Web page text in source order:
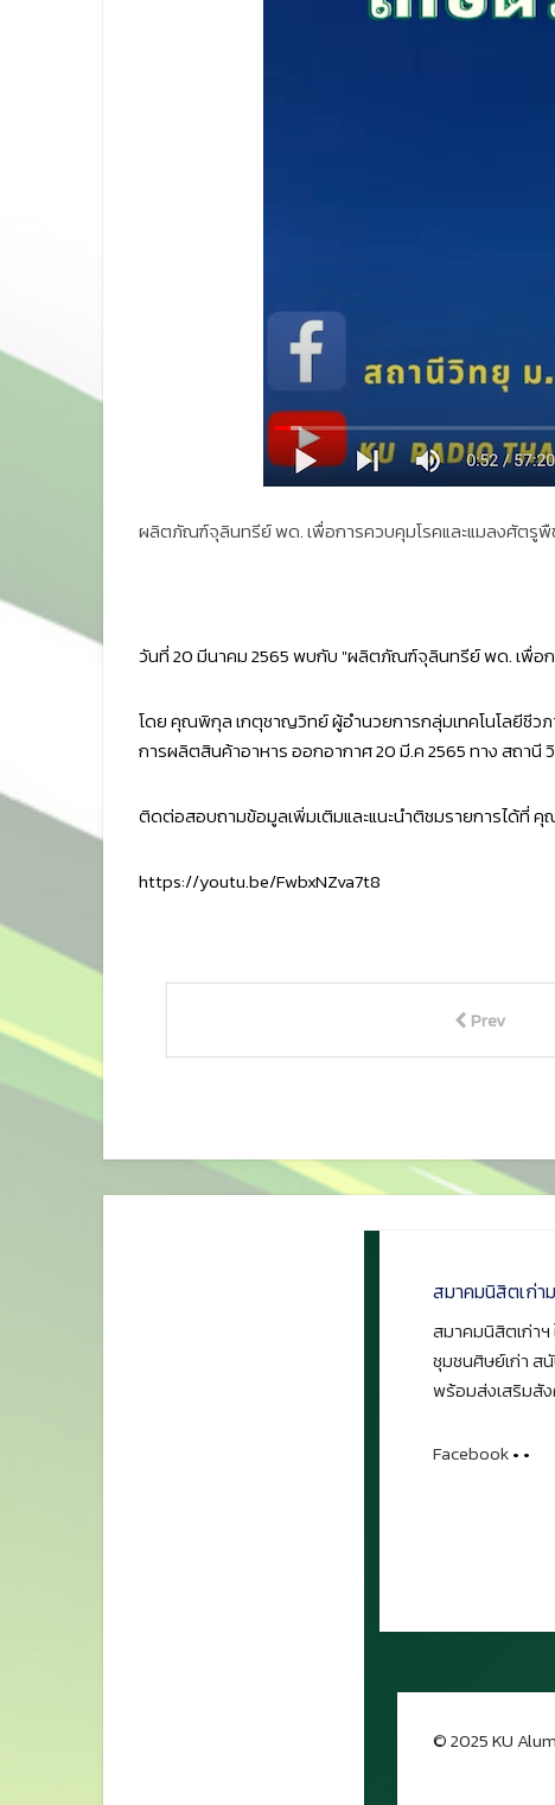
ผลิตภัณฑ์จุลินทรีย์ พด. เพื่อการควบคุมโรคและแมลงศัตรูพื
วันที่ 20 มีนาคม 2565 พบกับ "ผลิตภัณฑ์จุลินทรีย์ พด. เพื่อ
โดย คุณพิกุล เกตุชาญวิทย์ ผู้อำนวยการกลุ่มเทคโนโลยีชี
การผลิตสินค้าอาหาร ออกอากาศ 20 มี.ค 2565 ทาง สถานี
ติดต่อสอบถามข้อมูลเพิ่มเติมและแนะนำติชมรายการได้ที่
https://youtu.be/FwbxNZva7t8
Prev
สมาคมนิสิตเก่า
สมาคมนิสิตเก่า
ชุมชนศิษย์เก่า ส
พร้อมส่งเสริมสั
Facebook• •
© 2025 KU